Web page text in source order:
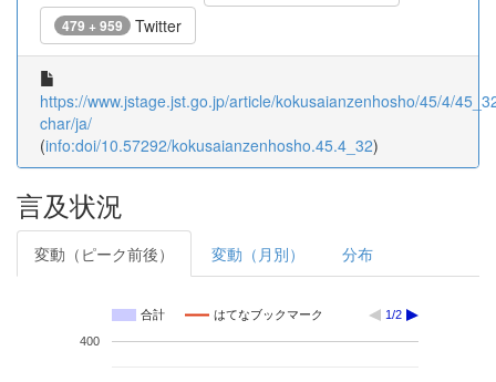
479 + 959 Twitter
https://www.jstage.jst.go.jp/article/kokusaianzenhosho/45/4/
char/ja/
(info:doi/10.57292/kokusaianzenhosho.45.4_32)
言及状況
変動（ピーク前後） 変動（月別） 分布
合計 はてなブックマーク 1/2
400